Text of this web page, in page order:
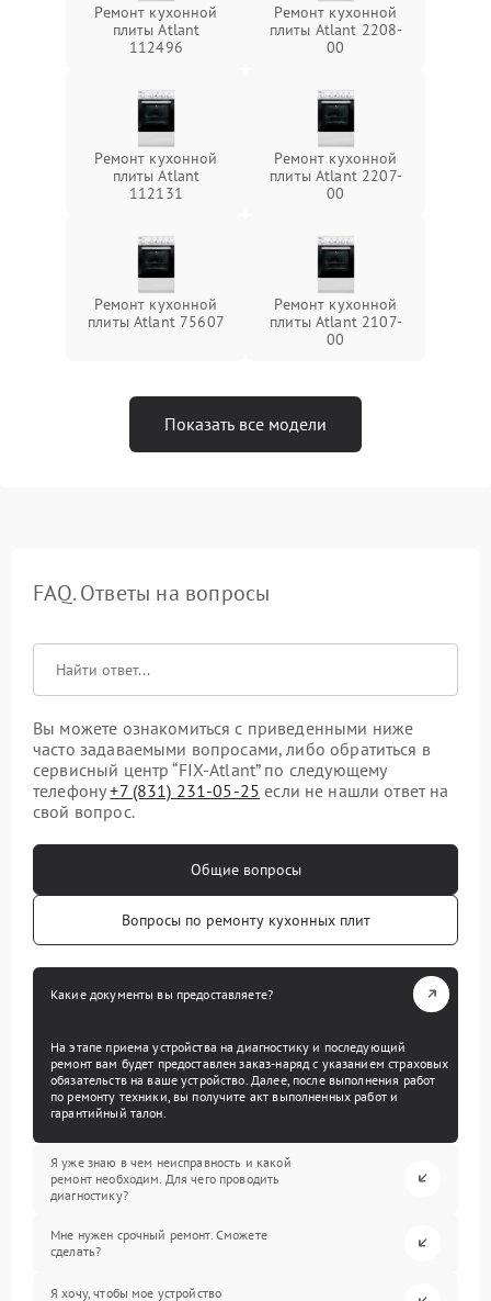
Ремонт кухонной
плиты Atlant
112496
Ремонт кухонной
плиты Atlant 2208-
00
Ремонт кухонной
плиты Atlant
112131
Ремонт кухонной
плиты Atlant 2207-
00
Ремонт кухонной
плиты Atlant 75607
Ремонт кухонной
плиты Atlant 2107-
00
Показать все модели
FAQ. Ответы на вопросы
Вы можете ознакомиться с приведенными ниже
часто задаваемыми вопросами, либо обратиться в
сервисный центр “FIX-Atlant” по следующему
телефону+7 (831) 231-05-25 если не нашли ответ на
свой вопрос.
Общие вопросы
Вопросы по ремонту кухонных плит
Какие документы вы предоставляете?
На этапе приема устройства на диагностику и последующий
ремонт вам будет предоставлен заказ-наряд с указанием страховых
обязательств на ваше устройство. Далее, после выполнения работ
по ремонту техники, вы получите акт выполненных работ и
гарантийный талон.
Я уже знаю в чем неисправность и какой
ремонт необходим. Для чего проводить
диагностику?
Мне нужен срочный ремонт. Сможете
сделать?
Я хочу, чтобы мое устройство